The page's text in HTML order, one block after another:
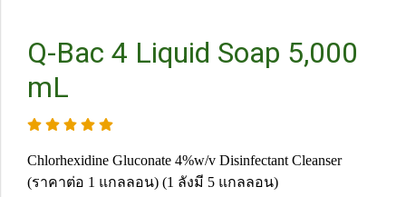
Q-Bac 4 Liquid Soap 5,000
mL
Chlorhexidine Gluconate 4%w/v Disinfectant Cleanser
(ราคาต่อ 1 แกลลอน) (1 ลังมี 5 แกลลอน)